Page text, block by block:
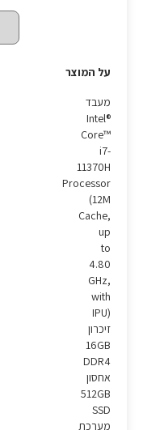
על המוצר
מעבד
Intel®
Core™
i7-
11370H
Processor
(12M
Cache,
up
to
4.80
GHz,
with
IPU)
זיכרון
16GB
DDR4
אחסון
512GB
SSD
מערכת